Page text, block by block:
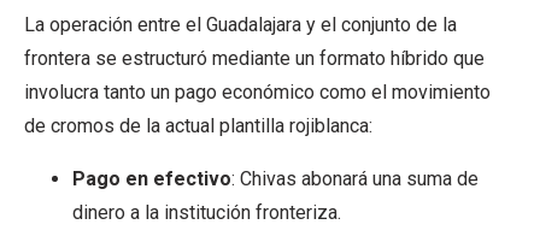
La operación entre el Guadalajara y el conjunto de la
frontera se estructuró mediante un formato híbrido que
involucra tanto un pago económico como el movimiento
de cromos de la actual plantilla rojiblanca:
Pago en efectivo: Chivas abonará una suma de
dinero a la institución fronteriza.